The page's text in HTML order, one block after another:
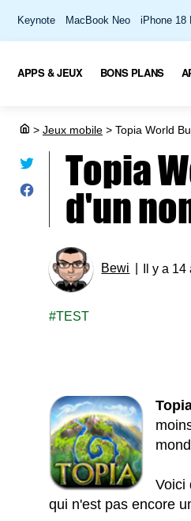
Keynote MacBook Neo iPhone 18
APPS & JEUX BONS PLANS
> Jeux mobile > Topia World
Topia
d'un
Bewi Il y a
TEST
Voici
qui n'est pas encore